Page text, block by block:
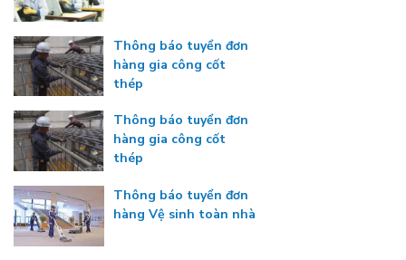
Thông báo tuyển đơn
hàng gia công cốt
thép
Thông báo tuyển đơn
hàng gia công cốt
thép
Thông báo tuyển đơn
hàng Vệ sinh toàn nhà